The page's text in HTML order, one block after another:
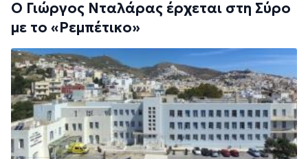
Ο Γιώργος Νταλάρας έρχεται στη Σύρο
με το «Ρεμπέτικο»